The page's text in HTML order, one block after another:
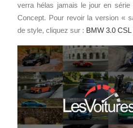
verra hélas jamais le jour en
Concept. Pour revoir la version «
de style, cliquez sur : BMW 3.0